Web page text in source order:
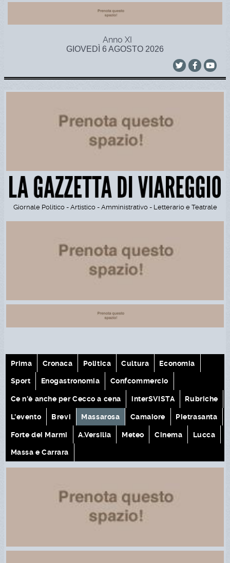
Anno XI
GIOVEDÌ 6 AGOSTO 2026
Giornale Politico - Artistico - Amministrativo - Letterario e Teatrale
Prima Cronaca Politica Cultura Economia
Sport Enogastronomia Confcommercio
Ce n'è anche per Cecco a cena interSVISTA Rubriche
L'evento Brevi Massarosa Camaiore Pietrasanta
Forte dei Marmi A.Versilia Meteo Cinema Lucca
Massa e Carrara